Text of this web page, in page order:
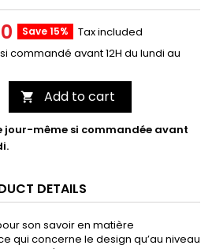
Save 15%
Tax included
commandé avant 12H du lundi au
 Add to cart
jour-même si commandée avant
DETAILS
son savoir en matière
qui concerne le design qu’au niveau